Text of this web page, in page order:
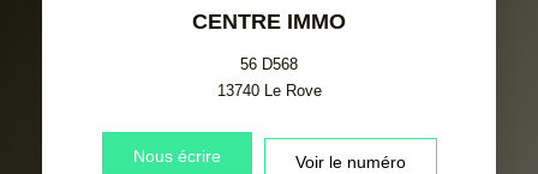
CENTRE IMMO
56 D568
13740 Le Rove
Nous écrire Voir le numéro